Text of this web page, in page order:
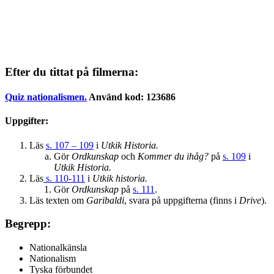
Efter du tittat på filmerna:
Quiz nationalismen. Använd kod: 123686
Uppgifter:
Läs s. 107 – 109 i Utkik Historia.
GörOrdkunskap och Kommer du ihåg? på s. 109 i
Utkik Historia.
Läs s. 110-111 i Utkik historia.
GörOrdkunskap på s. 111 .
Läs texten om Garibaldi, svara på uppgifterna (finns i Drive).
Begrepp:
Nationalkänsla
Nationalism
Tyska förbundet